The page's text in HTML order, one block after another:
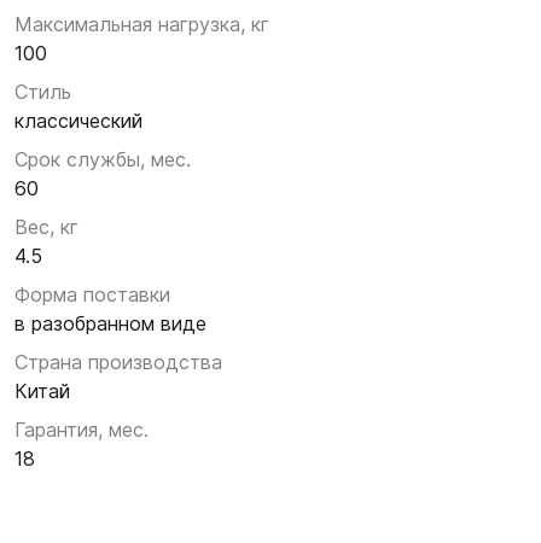
Максимальная нагрузка, кг
100
Стиль
классический
Срок службы, мес.
60
Вес, кг
4.5
Форма поставки
в разобранном виде
Страна производства
Китай
Гарантия, мес.
18